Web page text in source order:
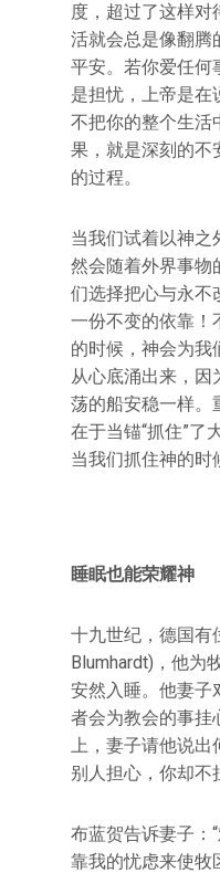
度，超过了这样对
活就会总是像翻腾
平安。若你爱任何
是担忧，上帝是在
不把你的整个生活
果，就是深刻的不
的过程。
当我们试着以神之
然会随着外界事物
们选择把心与永不
一份不变的依靠！
的时候，神会为我
从心底涌出来，因
荡的船安稳一样。
在于当锚“抓住”了
当我们抓住神的时
睡眠也能荣耀神
十九世纪，德国有
Blumhardt)，他为
安然入睡。他妻子
者会为教会的事挂
上，妻子请他说出
别人担心，你却不
布蓝贺告诉妻子：
靠我的忧虑来使牧